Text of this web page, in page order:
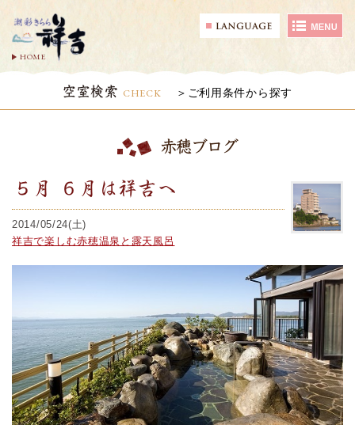
HOME
空室検索 CHECK ご利用条件から探す
赤穂ブログ
５月 ６月は祥吉へ
2014/05/24(土)
祥吉で楽しむ赤穂温泉と露天風呂